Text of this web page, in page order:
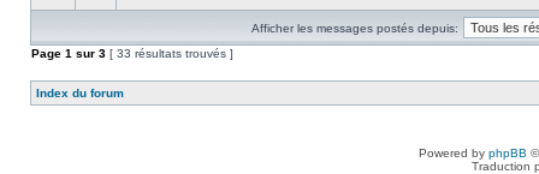
Afficher les messages postés depuis:
Page 1 sur 3 [ 33 résultats trouvés ]
Index du forum
Powered by phpBB
Traduction